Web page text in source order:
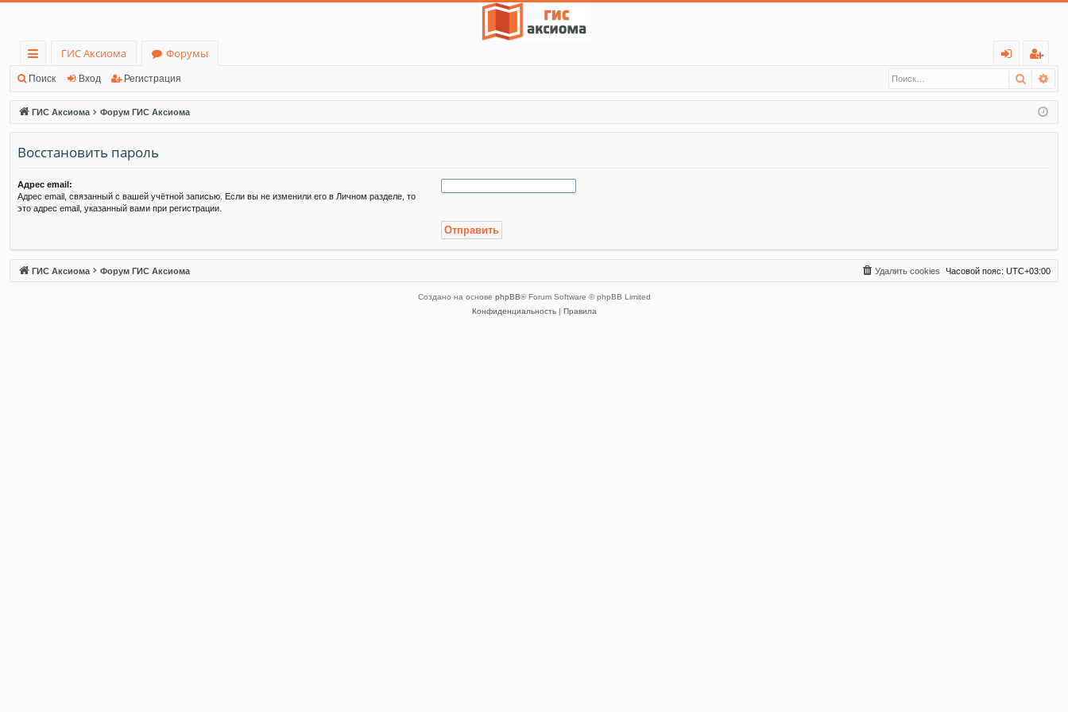
с
ы
лк
и
ГИС Аксиома
Форумы
д
ег
ис
тр
Поиск Вход Регистрация Поиск
ГИС Аксиома Форум ГИС Аксиома
Восстановить пароль
Адрес email:
Адрес email, связанный с вашей учётной записью. Если вы не изменили его в Личном разделе, то
это адрес email, указанный вами при регистрации.
ГИС Аксиома Форум ГИС Аксиома Часовой пояс: UTC+03:00
Удалить cookies
Создано на основе phpBB® Forum Software © phpBB Limited
Конфиденциальность| Правила